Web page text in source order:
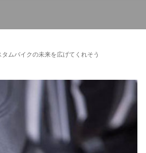
ムバイクの未来を広げてくれそう